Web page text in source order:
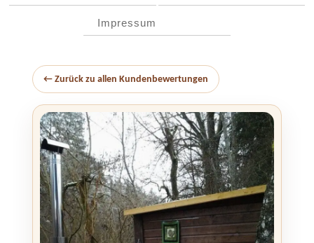
Impressum
← Zurück zu allen Kundenbewertungen